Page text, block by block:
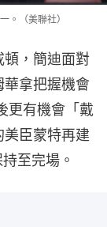
。（美聯社）
頓，簡迪面對
華拿把握機會
更有機會「戴
臣蒙特再建
至完場。